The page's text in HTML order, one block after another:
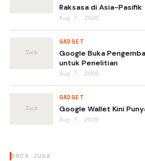
Raksasa di Asia-Pasifik
Aug 7, 2026
GADGET
Google Buka
untuk Penelitian
Aug 7, 2026
GADGET
Google Wallet Kini
Aug 7, 2026
BACA JUGA